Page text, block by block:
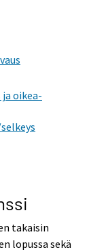
oikea-
takaisin
lopussa sekä